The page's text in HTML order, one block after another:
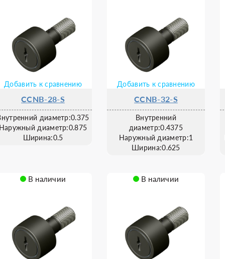
Добавить к сравнению
CCNB-28-S
диаметр:0.375
Наружный диаметр:0.875
Ширина:0.5
Добавить к сравнению
CCNB-32-S
Внутренний
диаметр:0.4375
Наружный диаметр:1
Ширина:0.625
В наличии В наличии